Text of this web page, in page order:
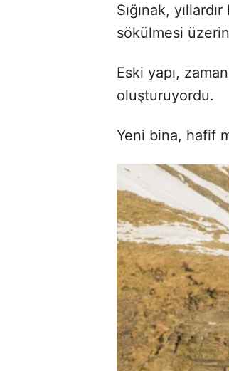
Sığınak,
sökülmesi
Eski yapı,
oluşturuyordu.
Yeni bina, hafif